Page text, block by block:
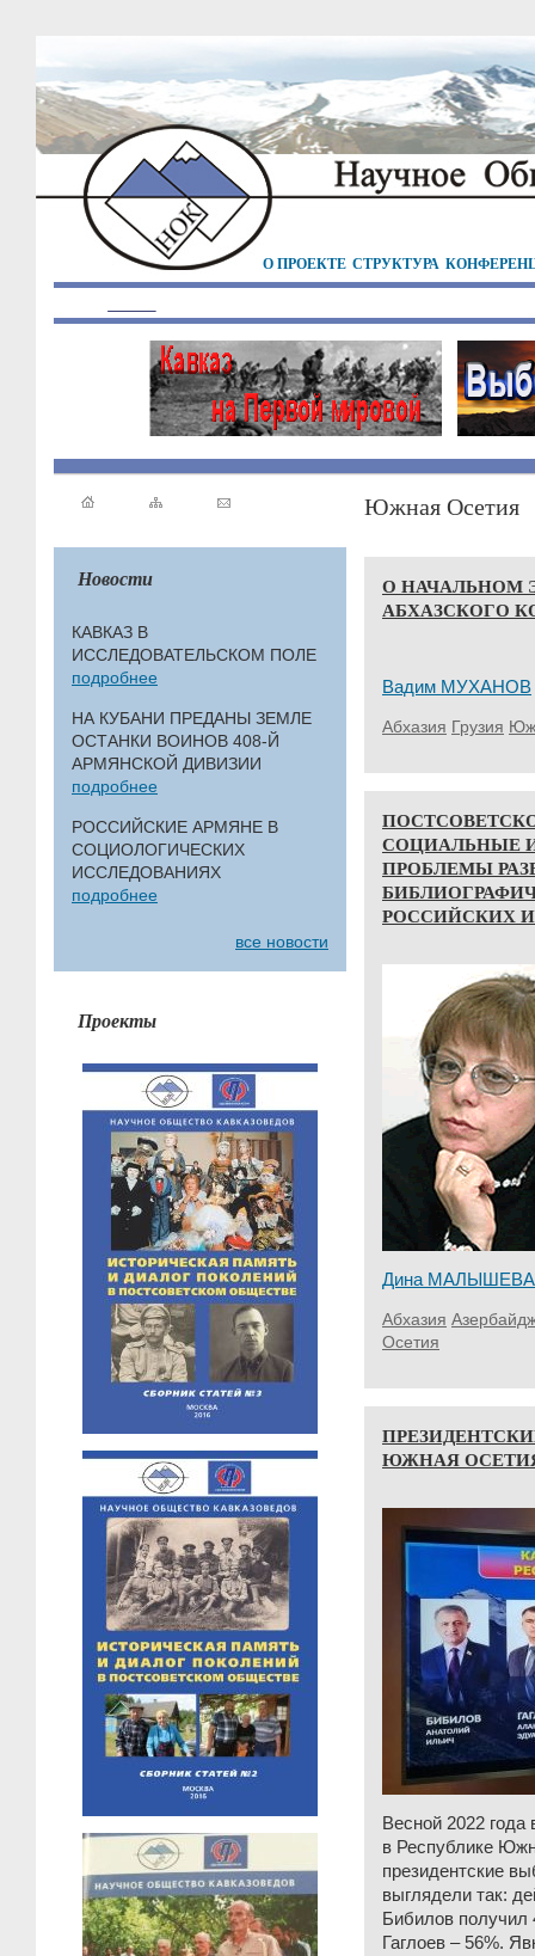
О ПРОЕКТЕ СТРУКТУРА
Новости
КАВКАЗ В
ИССЛЕДОВАТЕЛЬСКОМ ПОЛЕ
подробнее
НА КУБАНИ ПРЕДАНЫ ЗЕМЛЕ
ОСТАНКИ ВОИНОВ 408-Й
АРМЯНСКОЙ ДИВИЗИИ
подробнее
РОССИЙСКИЕ АРМЯНЕ В
СОЦИОЛОГИЧЕСКИХ
ИССЛЕДОВАНИЯХ
подробнее
все новости
Проекты
Южная Осетия
О НАЧАЛЬНОМ
АБХАЗСКОГО
Вадим МУХАНОВ
Абхазия Грузия
СОЦИАЛЬНЫЕ
ПРОБЛЕМЫ
РОССИЙСКИХ
Дина МАЛЫШЕВА
Абхазия
Осетия
ЮЖНАЯ
Весной 2022 года
в Республике
президентские
выглядели так:
Бибилов получил
Гаглоев – 56%.